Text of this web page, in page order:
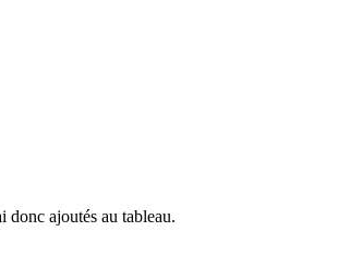
donc ajoutés au tableau.